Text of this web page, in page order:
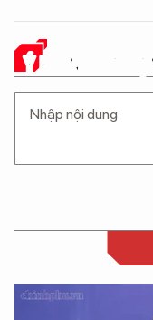
Ý KIẾN CỦA